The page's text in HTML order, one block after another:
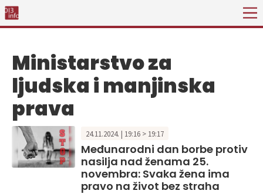
Ministarstvo za
ljudska i manjinska
prava
24.11.2024. | 19:16 > 19:17
Međunarodni dan borbe protiv
nasilja nad ženama 25.
novembra: Svaka žena ima
pravo na život bez straha